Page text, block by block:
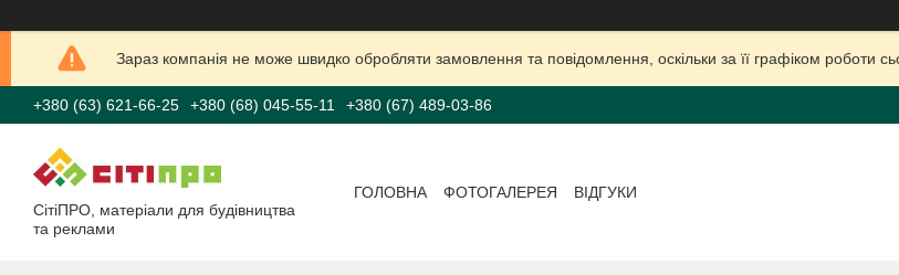
Зараз компанія не може швидко обробляти замовлення та повідомлення, оскільки за її графіком роботи
+380 (63) 621-66-25 +380 (68) 045-55-11 +380 (67) 489-03-86
СітіПРО, матеріали для будівництва
та реклами
ГОЛОВНА ФОТОГАЛЕРЕЯ ВІДГУКИ